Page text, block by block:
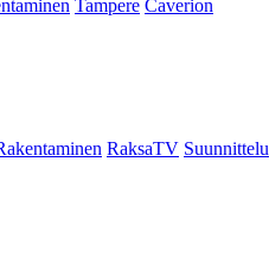
Tampere Caverion
RaksaTV Suunnittelu